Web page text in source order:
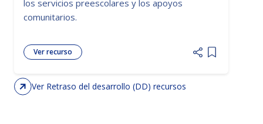
los servicios preescolares y los apoyos
comunitarios.
Ver recurso
Add item
Ver Retraso del desarrollo (DD) recursos